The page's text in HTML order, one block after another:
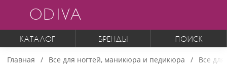
ODIVA
КАТАЛОГ БРЕНДЫ ПОИСК
Главная Все для ногтей, маникюра и педикюра Все